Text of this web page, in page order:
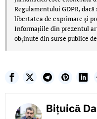
Regulamentului GDPR,
libertatea de exprimare şi
Informațiile din prezentul
obținute din surse publice
Bițuică